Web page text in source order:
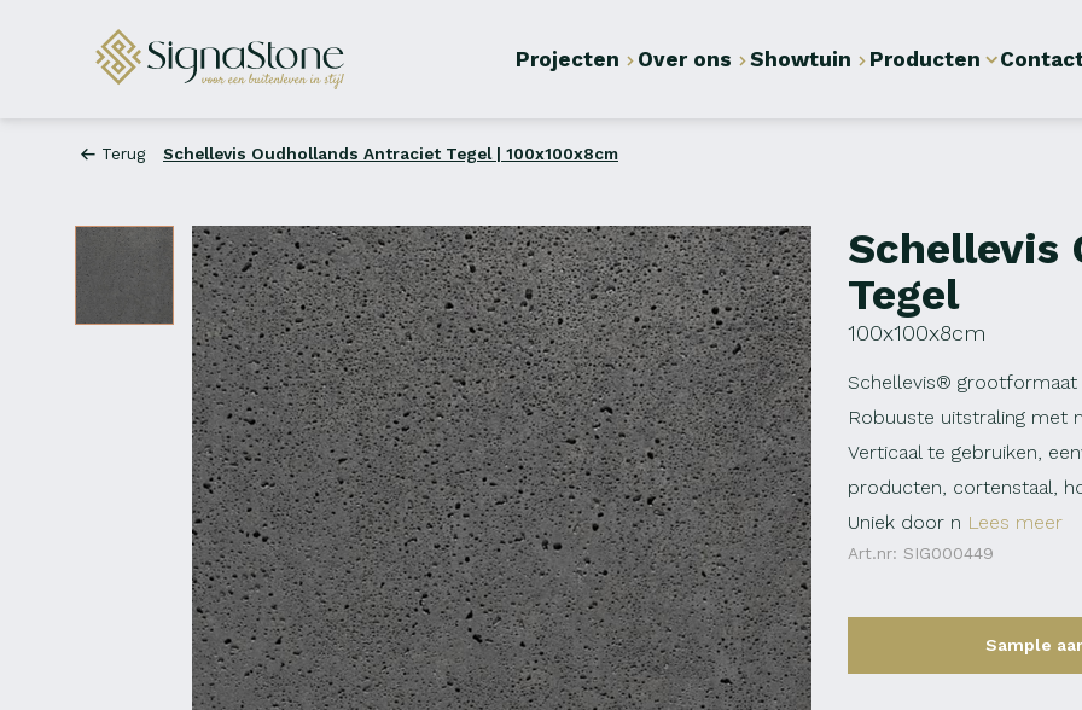
Projecten Over ons Showtuin Producten
Terug Schellevis Oudhollands Antraciet Tegel | 100x100x8cm
Schellevis
Tegel
100x100x8cm
Schellevis® grootformaat
Robuuste uitstraling met
Verticaal te gebruiken,
producten, cortenstaal,
Uniek door n Lees meer
Art.nr: SIG000449
Sample